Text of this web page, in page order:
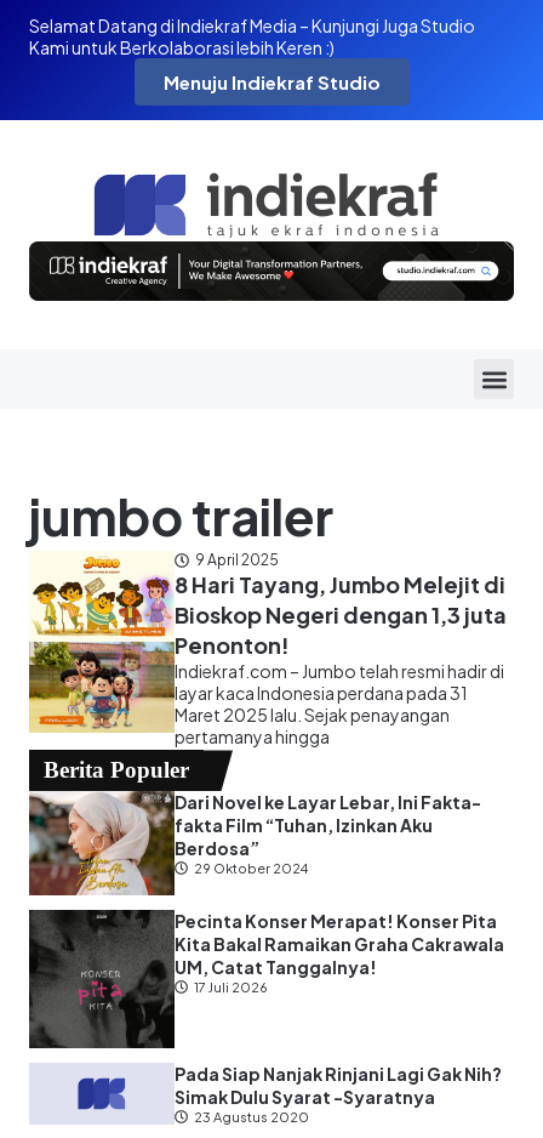
Selamat Datang di Indiekraf Media – Kunjungi Juga Studio
Kami untuk Berkolaborasi lebih Keren :)
Menuju Indiekraf Studio
jumbo trailer
9 April 2025
8 Hari Tayang, Jumbo Melejit di
Bioskop Negeri dengan 1,3 juta
Penonton!
Indiekraf.com – Jumbo telah resmi hadir di
layar kaca Indonesia perdana pada 31
Maret 2025 lalu. Sejak penayangan
pertamanya hingga
Berita Populer
Dari Novel ke Layar Lebar, Ini Fakta-
fakta Film “Tuhan, Izinkan Aku
Berdosa”
29 Oktober 2024
Pecinta Konser Merapat! Konser Pita
Kita Bakal Ramaikan Graha Cakrawala
UM, Catat Tanggalnya!
17 Juli 2026
Pada Siap Nanjak Rinjani Lagi Gak Nih?
Simak Dulu Syarat -Syaratnya
23 Agustus 2020